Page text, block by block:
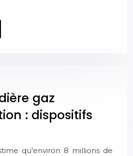
gaz
: dispositifs
qu’environ 8 millions de